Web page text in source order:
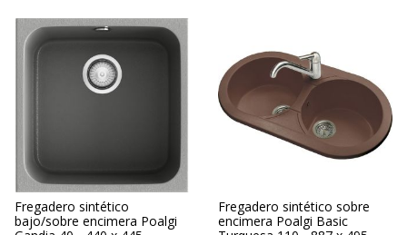
Fregadero sintético
bajo/sobre encimera Poalgi
Fregadero sintético sobre
encimera Poalgi Basic